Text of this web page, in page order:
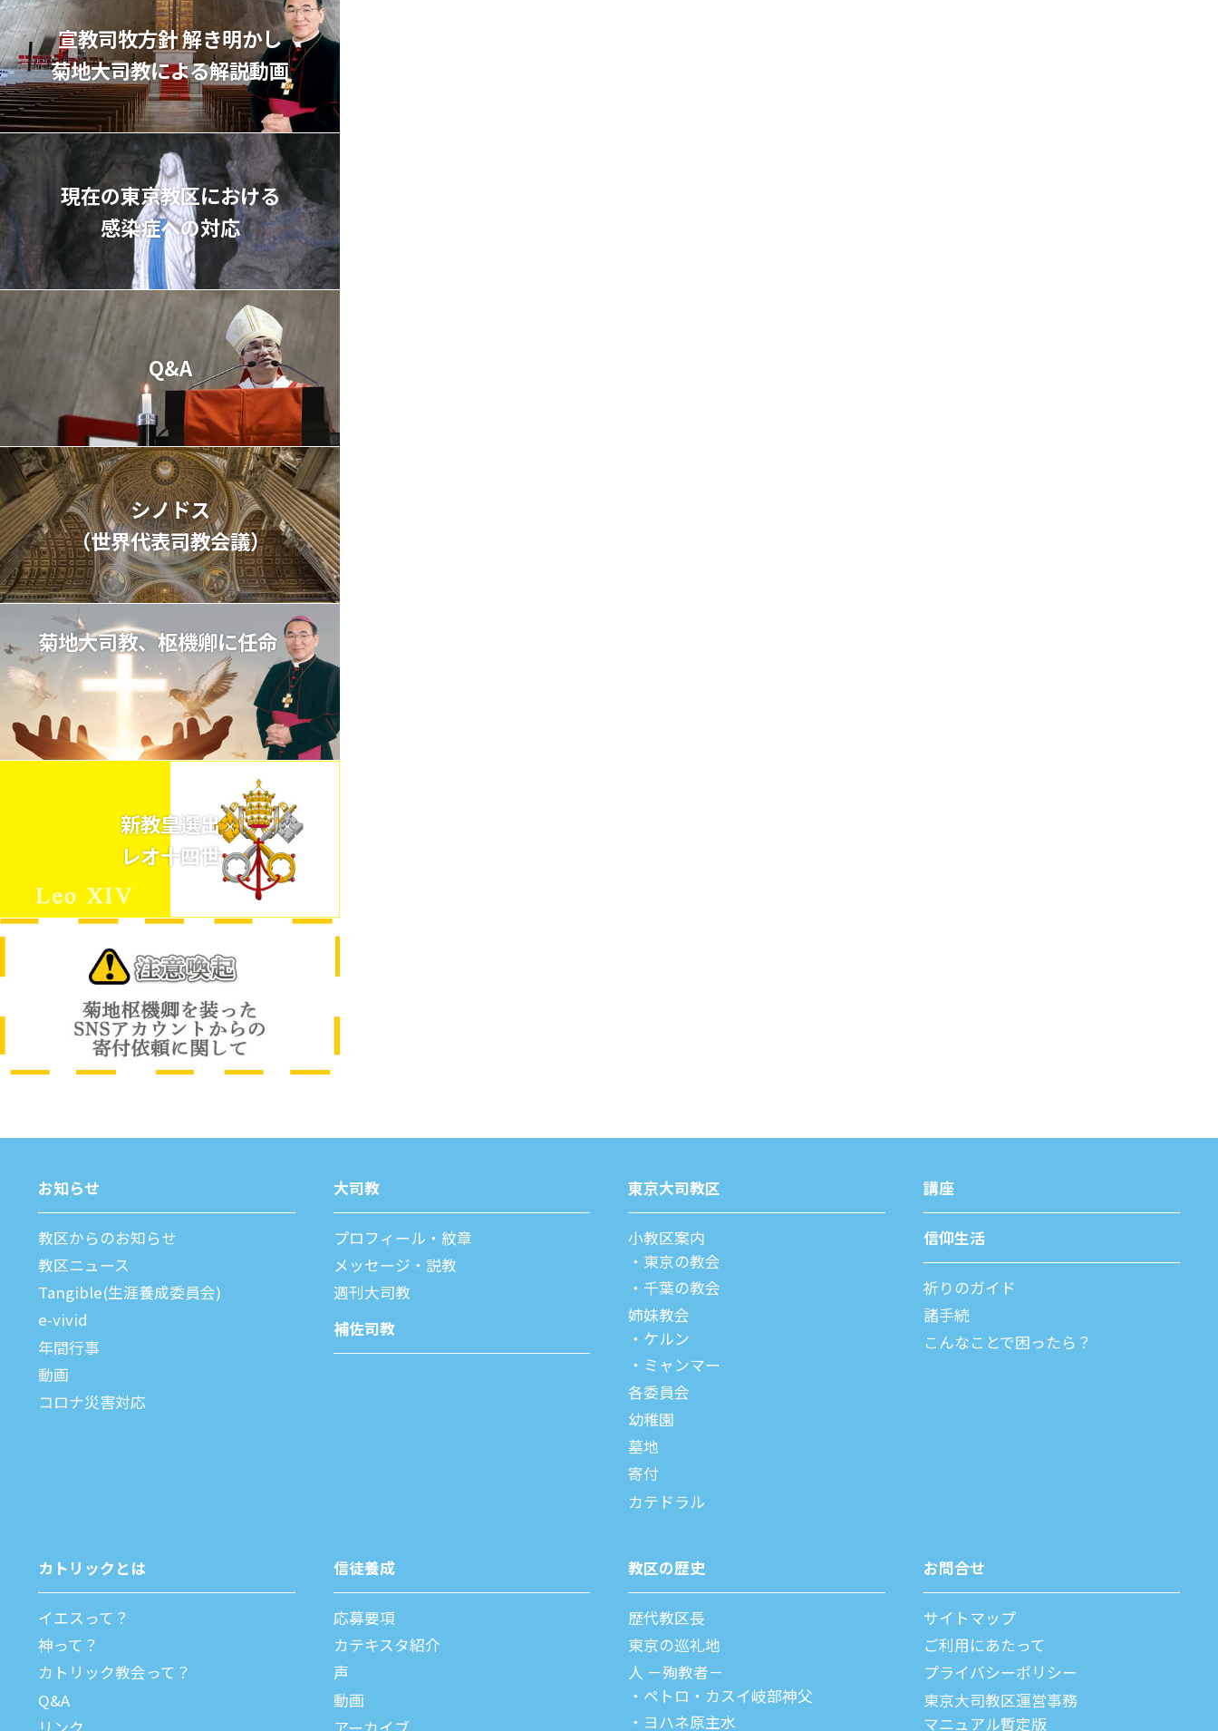
宣教司牧⽅針 解き明かし
菊地⼤司教による解説動画
現在の東京教区における
感染症への対応
Q&A
シノドス
（世界代表司教会議）
菊地大司教、枢機卿に任命
新教皇選出
レオ十四世
お知らせ
教区からのお知らせ
教区ニュース
Tangible(生涯養成委員会)
e-vivid
年間⾏事
動画
コロナ災害対応
⼤司教
プロフィール・紋章
メッセージ・説教
週刊⼤司教
補佐司教
東京⼤司教区
⼩教区案内
東京の教会
千葉の教会
姉妹教会
ケルン
ミャンマー
各委員会
幼稚園
墓地
寄付
カテドラル
講座
信仰⽣活
祈りのガイド
諸⼿続
こんなことで困ったら？
カトリックとは
イエスって？
神って？
カトリック教会って？
Q&A
信徒養成
応募要項
カテキスタ紹介
声
動画
教区の歴史
歴代教区⻑
東京の巡礼地
⼈ －殉教者－
ペトロ・カスイ岐部神父
ヨハネ原主水
お問合せ
サイトマップ
ご利⽤にあたって
プライバシーポリシー
東京大司教区運営事務
マニュアル暫定版